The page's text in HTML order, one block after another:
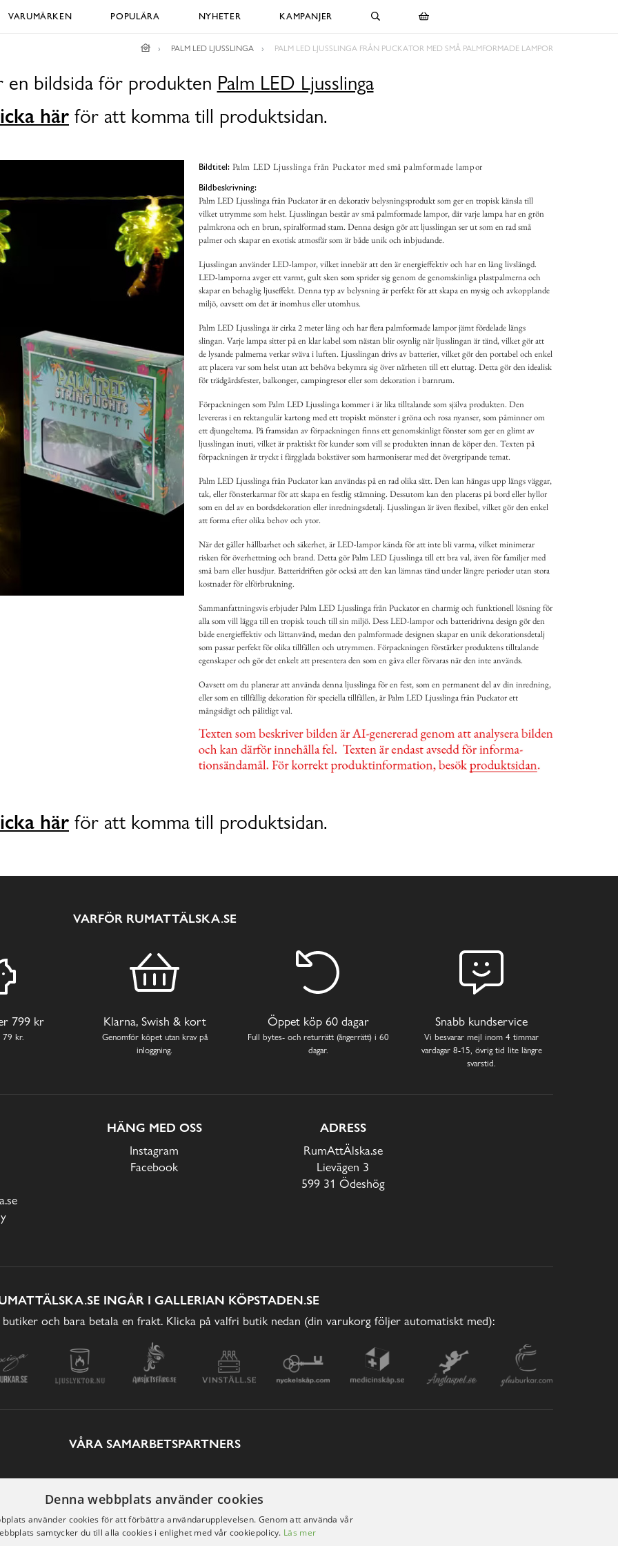
VARUMÄRKEN POPULÄRA NYHETER KAMPANJER
PALM LED LJUSSLINGA PALM LED LJUSSLINGA FRÅN PUCKATOR MED SMÅ PALMFORMADE LAMPOR
en bildsida för produkten Palm LED Ljusslinga
här för att komma till produktsidan.
Bildtitel: Palm LED Ljusslinga från Puckator med små palmformade lampor
Bildbeskrivning:
Palm LED Ljusslinga från Puckator är en dekorativ belysningsprodukt som ger en tropisk känsla till
vilket utrymme som helst. Ljusslingan består av små palmformade lampor, där varje lampa har en grön
palmkrona och en brun, spiralformad stam. Denna design gör att ljusslingan ser ut som en rad små
palmer och skapar en exotisk atmosfär som är både unik och inbjudande.
Ljusslingan använder LED-lampor, vilket innebär att den är energieffektiv och har en lång livslängd.
LED-lamporna avger ett varmt, gult sken som sprider sig genom de genomskinliga plastpalmerna och
skapar en behaglig ljuseffekt. Denna typ av belysning är perfekt för att skapa en mysig och avkopplande
miljö, oavsett om det är inomhus eller utomhus.
Palm LED Ljusslinga är cirka 2 meter lång och har flera palmformade lampor jämt fördelade längs
slingan. Varje lampa sitter på en klar kabel som nästan blir osynlig när ljusslingan är tänd, vilket gör att
de lysande palmerna verkar sväva i luften. Ljusslingan drivs av batterier, vilket gör den portabel och enkel
att placera var som helst utan att behöva bekymra sig över närheten till ett eluttag. Detta gör den idealisk
för trädgårdsfester, balkonger, campingresor eller som dekoration i barnrum.
Förpackningen som Palm LED Ljusslinga kommer i är lika tilltalande som själva produkten. Den
levereras i en rektangulär kartong med ett tropiskt mönster i gröna och rosa nyanser, som påminner om
ett djungeltema. På framsidan av förpackningen finns ett genomskinligt fönster som ger en glimt av
ljusslingan inuti, vilket är praktiskt för kunder som vill se produkten innan de köper den. Texten på
förpackningen är tryckt i färgglada bokstäver som harmoniserar med det övergripande temat.
Palm LED Ljusslinga från Puckator kan användas på en rad olika sätt. Den kan hängas upp längs väggar,
tak, eller fönsterkarmar för att skapa en festlig stämning. Dessutom kan den placeras på bord eller hyllor
som en del av en bordsdekoration eller inredningsdetalj. Ljusslingan är även flexibel, vilket gör den enkel
att forma efter olika behov och ytor.
När det gäller hållbarhet och säkerhet, är LED-lampor kända för att inte bli varma, vilket minimerar
risken för överhettning och brand. Detta gör Palm LED Ljusslinga till ett bra val, även för familjer med
små barn eller husdjur. Batteridriften gör också att den kan lämnas tänd under längre perioder utan stora
kostnader för elförbrukning.
Sammanfattningsvis erbjuder Palm LED Ljusslinga från Puckator en charmig och funktionell lösning för
alla som vill lägga till en tropisk touch till sin miljö. Dess LED-lampor och batteridrivna design gör den
både energieffektiv och lättanvänd, medan den palmformade designen skapar en unik dekorationsdetalj
som passar perfekt för olika tillfällen och utrymmen. Förpackningen förstärker produktens tilltalande
egenskaper och gör det enkelt att presentera den som en gåva eller förvaras när den inte används.
Oavsett om du planerar att använda denna ljusslinga för en fest, som en permanent del av din inredning,
eller som en tillfällig dekoration för speciella tillfällen, är Palm LED Ljusslinga från Puckator ett
mångsidigt och pålitligt val.
här för att komma till produktsidan.
VARFÖR RUMATTÄLSKA.SE
799 kr
79 kr.
Klarna, Swish & kort
Genomför köpet utan krav på
inloggning.
Öppet köp 60 dagar
Full bytes- och returrätt (ångerrätt) i 60
dagar.
Snabb kundservice
Vi besvarar mejl inom 4 timmar
vardagar 8-15, övrig tid lite längre
svarstid.
HÄNG MED OSS
Instagram
Facebook
ADRESS
RumAttÄlska.se
Lievägen 3
599 31 Ödeshög
INGÅR I GALLERIAN KÖPSTADEN.SE
och bara betala en frakt. Klicka på valfri butik nedan (din varukorg följer automatiskt med):
VÅRA SAMARBETSPARTNERS
Denna webbplats använder cookies
använder cookies för att förbättra användarupplevelsen. Genom att använda vår
samtycker du till alla cookies i enlighet med vår cookiepolicy. Läs mer